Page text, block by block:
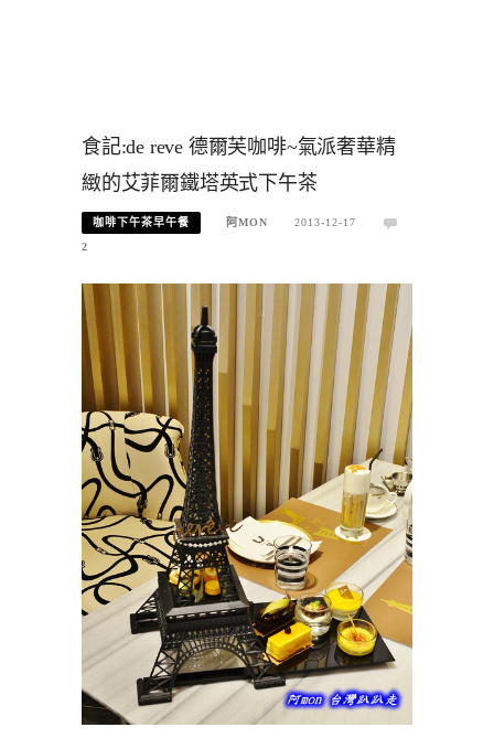
食記:de reve 德爾芙咖啡~氣派奢華精
緻的艾菲爾鐵塔英式下午茶
咖啡下午茶早午餐 阿MON
2013-12-17
2